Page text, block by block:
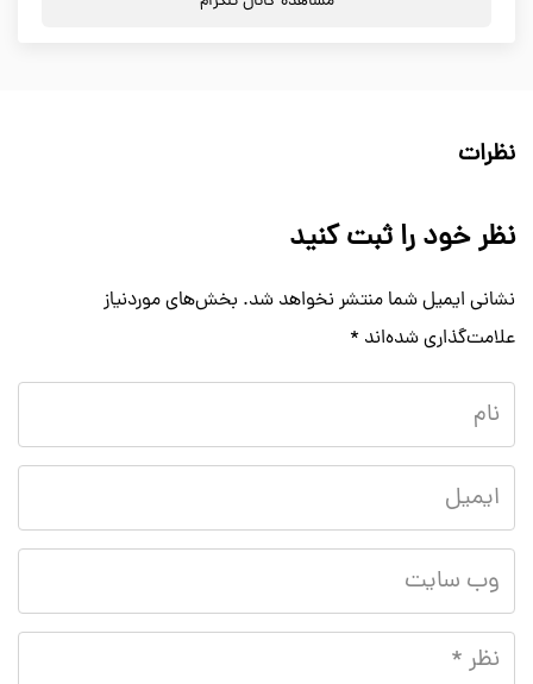
نظرات
نظر خود را ثبت کنید
نشانی ایمیل شما منتشر نخواهد شد. بخش‌های موردنیاز
علامت‌گذاری شده‌اند *